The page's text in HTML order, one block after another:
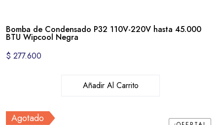
Bomba de Condensado P32 110V-220V hasta 45.000
BTU Wipcool Negra
$ 277.600
Añadir Al Carrito
Agotado